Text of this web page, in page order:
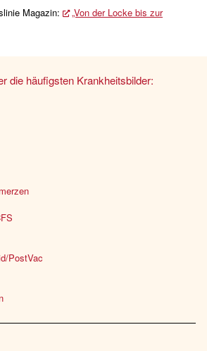
Magazin:
„Von der Locke bis zur
die häufigsten Krankheitsbilder:
PostVac